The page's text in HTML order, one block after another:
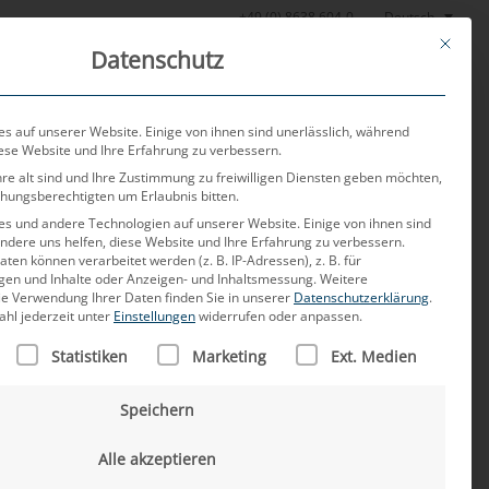
+49 (0) 8638 604-0 Deutsch
Aktuelles Über uns Karriere Kontakt
This
Datenschutz
auf unserer Website. Einige von ihnen sind unerlässlich, während
Website und Ihre Erfahrung zu verbessern.
alt sind und Ihre Zustimmung zu freiwilligen Diensten geben möchten,
um Erlaubnis bitten.
und andere Technologien auf unserer Website. Einige von ihnen sind
uns helfen, diese Website und Ihre Erfahrung zu verbessern.
können verarbeitet werden (z. B. IP-Adressen), z. B. für
und Inhalte oder Anzeigen- und Inhaltsmessung.Weitere
Verwendung Ihrer Daten finden Sie in unserer Datenschutzerklärung.
jederzeit unter Einstellungenwiderrufen oder anpassen.
DER SERVICE-GRUPPEN, FÜR DIE EINE
Statistiken Marketing Ext. Medien
Speichern
Alle akzeptieren